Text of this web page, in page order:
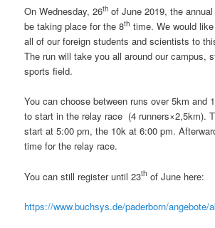
On Wednesday, 26th of June 2019, the
be taking place for the 8th time. We would
all of our foreign students and scientists to
The run will take you all around our campus,
sports field.
You can choose between runs over 5km and
to start in the relay race (4 runners×2,5km).
start at 5:00 pm, the 10k at 6:00 pm.
time for the relay race.
You can still register until 23th of June here:
https://www.buchsys.de/paderborn/